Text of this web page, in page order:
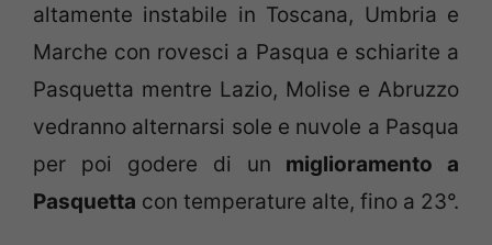
altamente instabile in Toscana, Umbria e
Marche con rovesci a Pasqua e schiarite a
Pasquetta mentre Lazio, Molise e Abruzzo
vedranno alternarsi sole e nuvole a Pasqua
per poi godere di un miglioramento a
Pasquetta con temperature alte, fino a 23°.